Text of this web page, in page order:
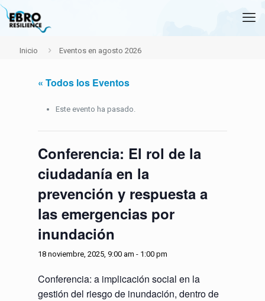
Inicio Eventos en agosto 2026
« Todos los Eventos
Este evento ha pasado.
Conferencia: El rol de la
ciudadanía en la
prevención y respuesta a
las emergencias por
inundación
18 noviembre, 2025, 9:00 am - 1:00 pm
Conferencia: a implicación social en la
gestión del riesgo de inundación, dentro de